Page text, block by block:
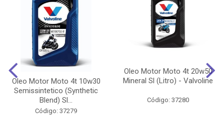
Oleo Motor Moto 4t 10w30
Semissintetico (Synthetic
Blend) Sl...
Código: 37279
Oleo Motor Moto 4t 20w50
Mineral Sl (Litro) - Valvoline
Código: 37280